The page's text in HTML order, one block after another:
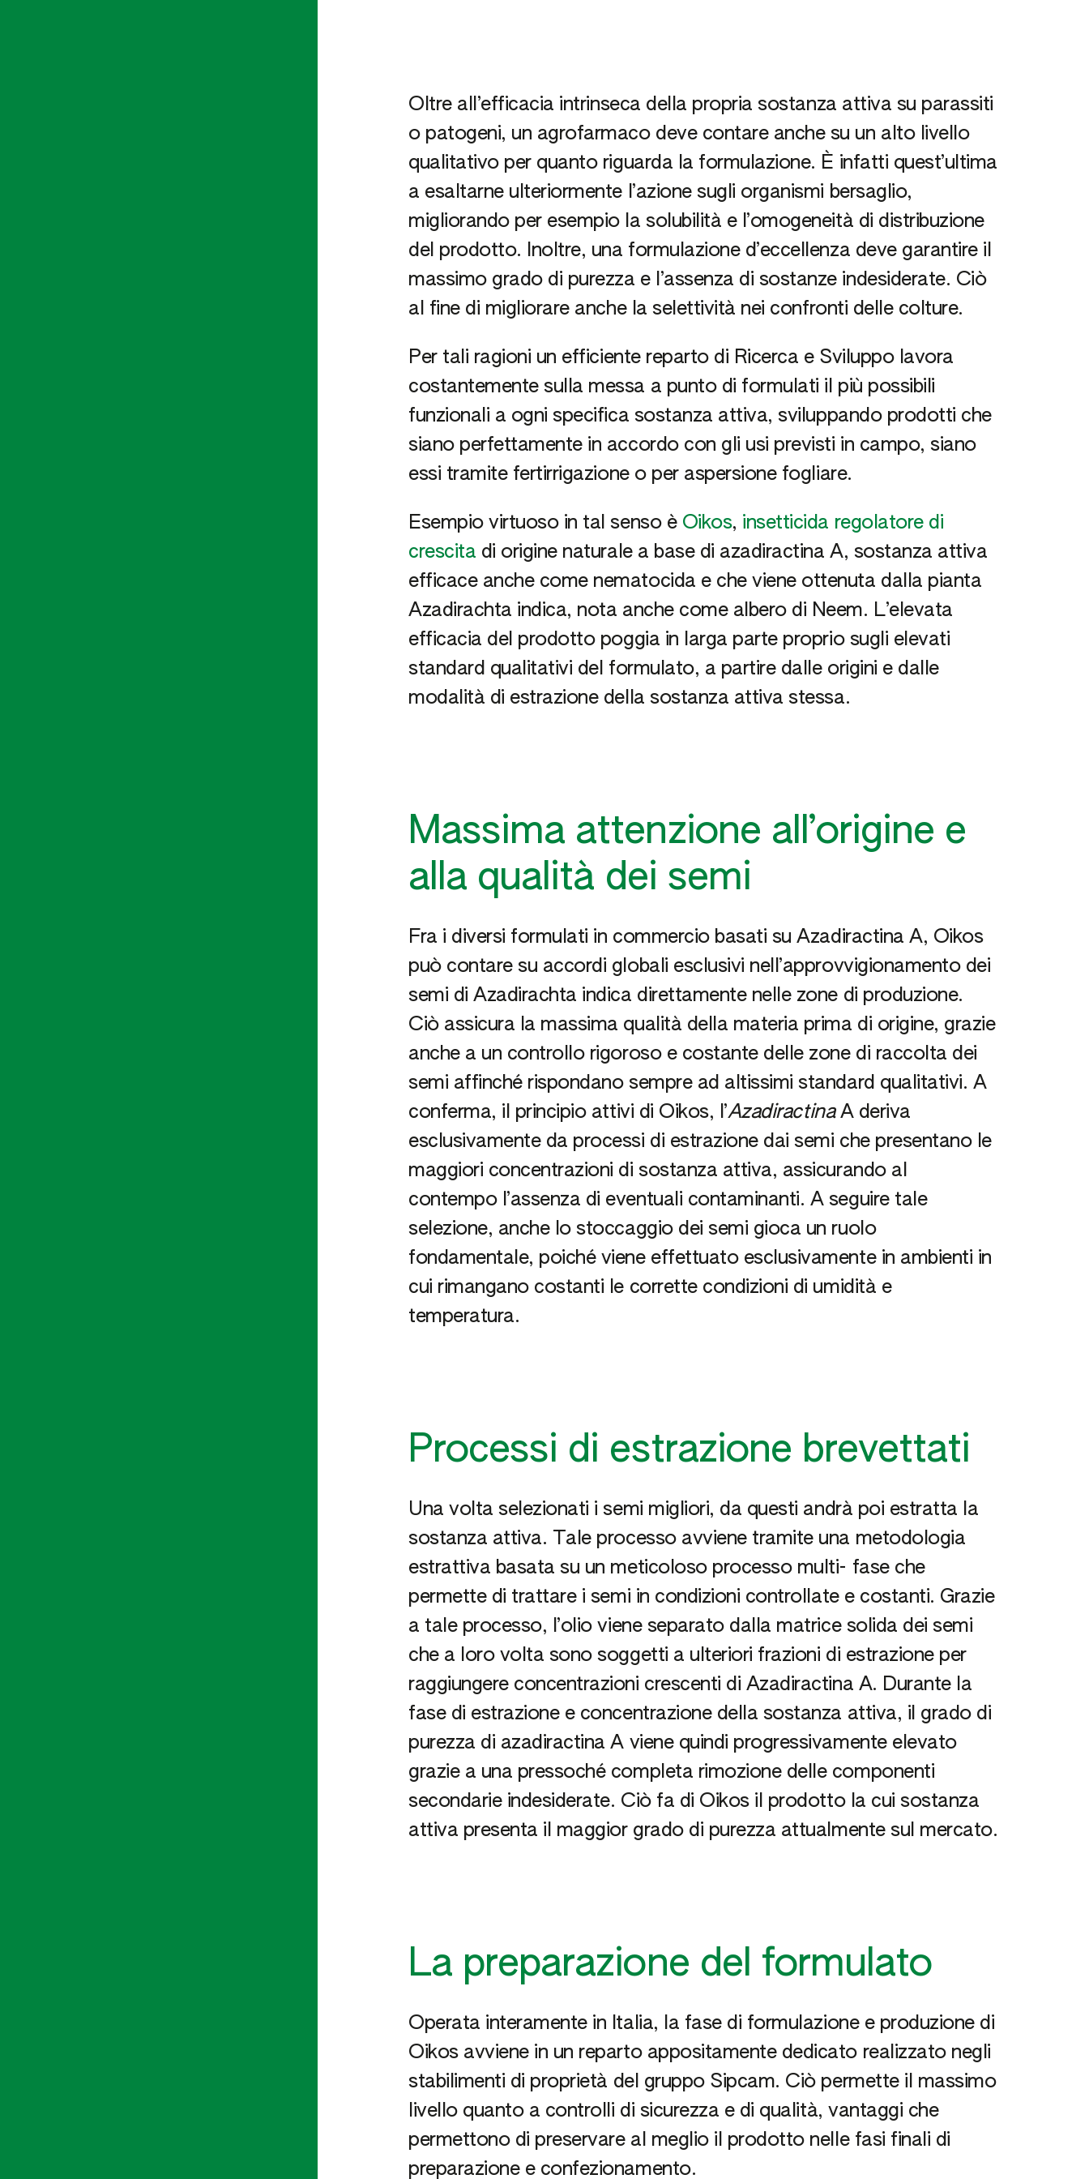
Oltre all’efficacia intrinseca della propria sostanza attiva su parassiti
o patogeni, un agrofarmaco deve contare anche su un alto livello
qualitativo per quanto riguarda la formulazione. È infatti quest’ultima
a esaltarne ulteriormente l’azione sugli organismi bersaglio,
migliorando per esempio la solubilità e l’omogeneità di distribuzione
del prodotto. Inoltre, una formulazione d’eccellenza deve garantire il
massimo grado di purezza e l’assenza di sostanze indesiderate. Ciò
al fine di migliorare anche la selettività nei confronti delle colture.
Per tali ragioni un efficiente reparto di Ricerca e Sviluppo lavora
costantemente sulla messa a punto di formulati il più possibili
funzionali a ogni specifica sostanza attiva, sviluppando prodotti che
siano perfettamente in accordo con gli usi previsti in campo, siano
essi tramite fertirrigazione o per aspersione fogliare.
Esempio virtuoso in tal senso è Oikos, insetticida regolatore di
crescita di origine naturale a base di azadiractina A, sostanza attiva
efficace anche come nematocida e che viene ottenuta dalla pianta
Azadirachta indica, nota anche come albero di Neem. L’elevata
efficacia del prodotto poggia in larga parte proprio sugli elevati
standard qualitativi del formulato, a partire dalle origini e dalle
modalità di estrazione della sostanza attiva stessa.
Massima attenzione all’origine e
alla qualità dei semi
Fra i diversi formulati in commercio basati su Azadiractina A, Oikos
può contare su accordi globali esclusivi nell’approvvigionamento dei
semi di Azadirachta indica direttamente nelle zone di produzione.
Ciò assicura la massima qualità della materia prima di origine, grazie
anche a un controllo rigoroso e costante delle zone di raccolta dei
semi affinché rispondano sempre ad altissimi standard qualitativi. A
conferma, il principio attivi di Oikos, l’Azadiractina A deriva
esclusivamente da processi di estrazione dai semi che presentano le
maggiori concentrazioni di sostanza attiva, assicurando al
contempo l’assenza di eventuali contaminanti. A seguire tale
selezione, anche lo stoccaggio dei semi gioca un ruolo
fondamentale, poiché viene effettuato esclusivamente in ambienti in
cui rimangano costanti le corrette condizioni di umidità e
temperatura.
Processi di estrazione brevettati
Una volta selezionati i semi migliori, da questi andrà poi estratta la
sostanza attiva. Tale processo avviene tramite una metodologia
estrattiva basata su un meticoloso processo multi- fase che
permette di trattare i semi in condizioni controllate e costanti. Grazie
a tale processo, l’olio viene separato dalla matrice solida dei semi
che a loro volta sono soggetti a ulteriori frazioni di estrazione per
raggiungere concentrazioni crescenti di Azadiractina A. Durante la
fase di estrazione e concentrazione della sostanza attiva, il grado di
purezza di azadiractina A viene quindi progressivamente elevato
grazie a una pressoché completa rimozione delle componenti
secondarie indesiderate. Ciò fa di Oikos il prodotto la cui sostanza
attiva presenta il maggior grado di purezza attualmente sul mercato.
La preparazione del formulato
Operata interamente in Italia, la fase di formulazione e produzione di
Oikos avviene in un reparto appositamente dedicato realizzato negli
stabilimenti di proprietà del gruppo Sipcam. Ciò permette il massimo
livello quanto a controlli di sicurezza e di qualità, vantaggi che
permettono di preservare al meglio il prodotto nelle fasi finali di
preparazione e confezionamento.